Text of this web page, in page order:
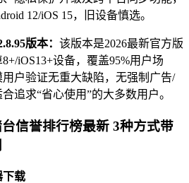
12/iOS 15，旧设备慎选。
版本： 该版本是2026最新官方版
iOS13+设备，覆盖95%用户场
户验证无重大缺陷，无强制广告/
追求“省心使用”的大多数用户。
信誉排行榜最新 3种方式带
载